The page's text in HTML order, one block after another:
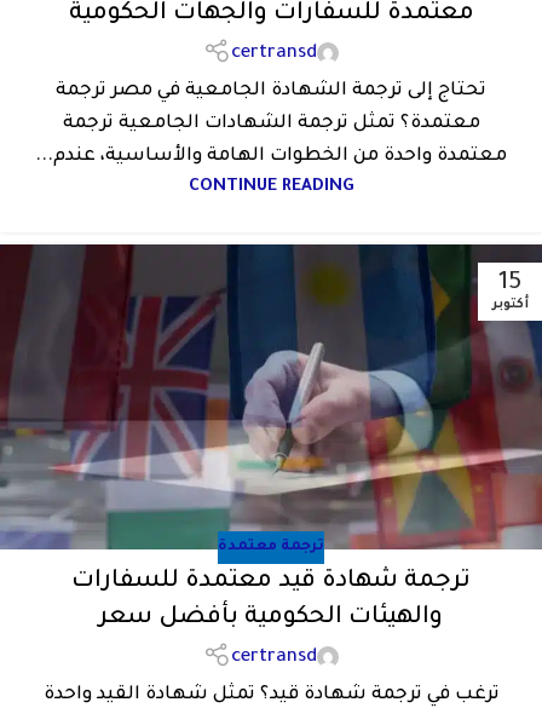
معتمدة للسفارات والجهات الحكومية
certransd
تحتاج إلى ترجمة الشهادة الجامعية في مصر ترجمة
معتمدة؟ تمثل ترجمة الشهادات الجامعية ترجمة
معتمدة واحدة من الخطوات الهامة والأساسية، عندم...
CONTINUE READING
15
أكتوبر
ترجمة معتمدة
ترجمة شهادة قيد معتمدة للسفارات
والهيئات الحكومية بأفضل سعر
certransd
ترغب في ترجمة شهادة قيد؟ تمثل شهادة القيد واحدة